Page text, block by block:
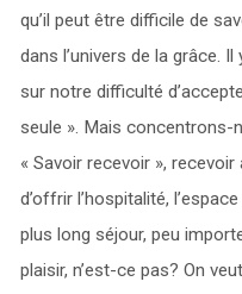
qu’il peut être difficile de
dans l’univers de la grâce.
sur notre difficulté
seule ». Mais concentrons-
« Savoir recevoir », recevoir
d’offrir l’hospitalité,
plus long séjour, peu
plaisir, n’est-ce pas? On